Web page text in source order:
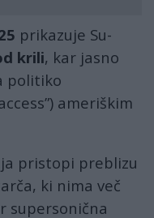
prikazuje Su-
krili, kar jasno
politiko
ameriškim
pristopi preblizu
ki nima več
supersonična